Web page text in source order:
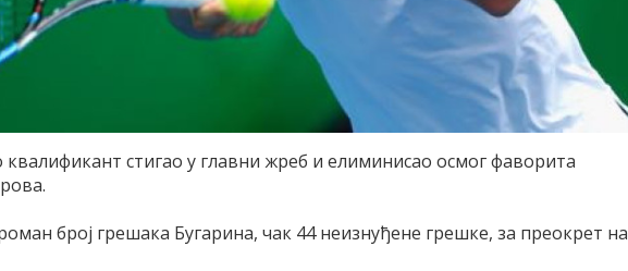
стигао у главни жреб и елиминисао осмог фаворита
број грешака Бугарина, чак 44 неизнуђене грешке, за преокрет на